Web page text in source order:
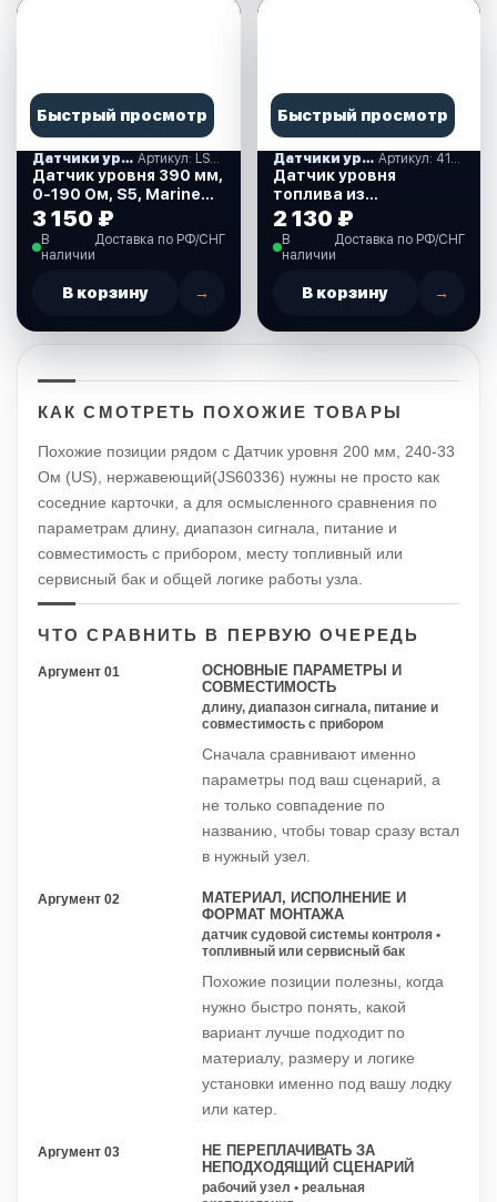
Быстрый просмотр
Датчики уровня жидкости Артикул: LS0390S5EUMR
Датчик уровня 390 мм,
0-190 Ом, S5, Marine
Rocket
(LS0390S5EUMR)
3 150 ₽
В
наличии
Доставка по РФ/СНГ
В корзину →
Быстрый просмотр
Датчики уровня жидкости Артикул: 410285
Датчик уровня
топлива из
нержавеющей стали,
420 мм., 0-190 Ом.
(410285)
2 130 ₽
В
наличии
Доставка по РФ/СНГ
В корзину →
КАК СМОТРЕТЬ ПОХОЖИЕ ТОВАРЫ
Похожие позиции рядом с Датчик уровня 200 мм, 240-33
Ом (US), нержавеющий(JS60336) нужны не просто как
соседние карточки, а для осмысленного сравнения по
параметрам длину, диапазон сигнала, питание и
совместимость с прибором, месту топливный или
сервисный бак и общей логике работы узла.
ЧТО СРАВНИТЬ В ПЕРВУЮ ОЧЕРЕДЬ
Аргумент 01
ОСНОВНЫЕ ПАРАМЕТРЫ И
СОВМЕСТИМОСТЬ
длину, диапазон сигнала, питание и
совместимость с прибором
Сначала сравнивают именно
параметры под ваш сценарий, а
не только совпадение по
названию, чтобы товар сразу встал
в нужный узел.
Аргумент 02
МАТЕРИАЛ, ИСПОЛНЕНИЕ И
ФОРМАТ МОНТАЖА
датчик судовой системы контроля •
топливный или сервисный бак
Похожие позиции полезны, когда
нужно быстро понять, какой
вариант лучше подходит по
материалу, размеру и логике
установки именно под вашу лодку
или катер.
Аргумент 03
НЕ ПЕРЕПЛАЧИВАТЬ ЗА
НЕПОДХОДЯЩИЙ СЦЕНАРИЙ
рабочий узел • реальная